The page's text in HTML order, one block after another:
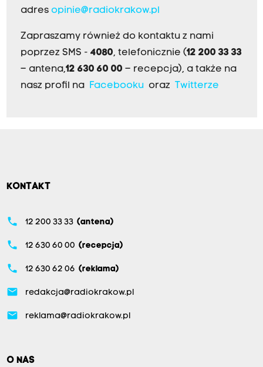
adres opinie@radiokrakow.pl
Zapraszamy również do kontaktu z nami
poprzez SMS - 4080, telefonicznie (12 200 33 33
– antena,12 630 60 00 – recepcja), a także na
nasz profil na Facebookuoraz Twitterze
KONTAKT
phone 12 200 33 33 (antena)
phone 12 630 60 00 (recepcja)
phone 12 630 62 06 (reklama)
email redakcja@radiokrakow.pl
email reklama@radiokrakow.pl
O NAS